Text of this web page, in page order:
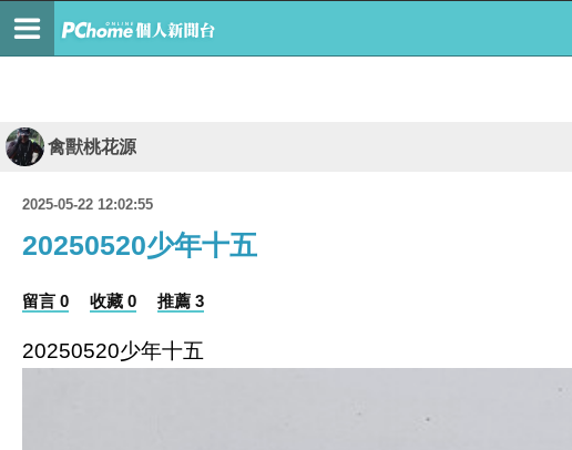
禽獸桃花源
2025-05-22 12:02:55
20250520少年十五
留言 0 收藏 0 推薦 3
20250520少年十五